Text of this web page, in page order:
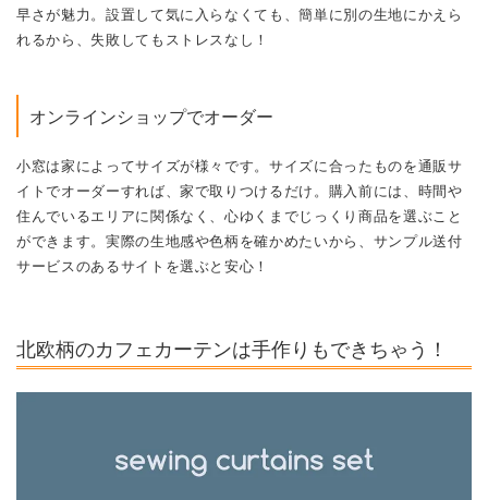
早さが魅力。設置して気に入らなくても、簡単に別の生地にかえら
れるから、失敗してもストレスなし！
オンラインショップでオーダー
小窓は家によってサイズが様々です。サイズに合ったものを通販サ
イトでオーダーすれば、家で取りつけるだけ。購入前には、時間や
住んでいるエリアに関係なく、心ゆくまでじっくり商品を選ぶこと
ができます。実際の生地感や色柄を確かめたいから、サンプル送付
サービスのあるサイトを選ぶと安心！
北欧柄のカフェカーテンは手作りもできちゃう！